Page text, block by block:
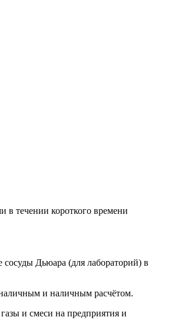
в течении короткого времени
Дьюара (для лабораторий) в
и наличным расчётом.
и смеси на предприятия и